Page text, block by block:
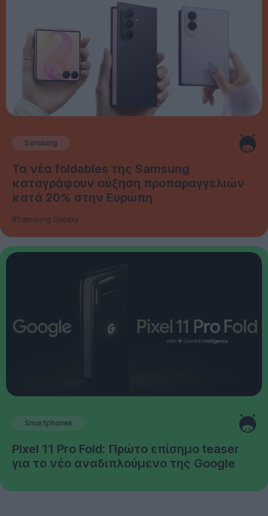
Samsung
Τα νέα foldables της Samsung
καταγράφουν αύξηση προπαραγγελιών
κατά 20% στην Ευρώπη
#Samsung Galaxy
Smartphones
Pixel 11 Pro Fold: Πρώτο επίσημο teaser
για το νέο αναδιπλούμενο της Google